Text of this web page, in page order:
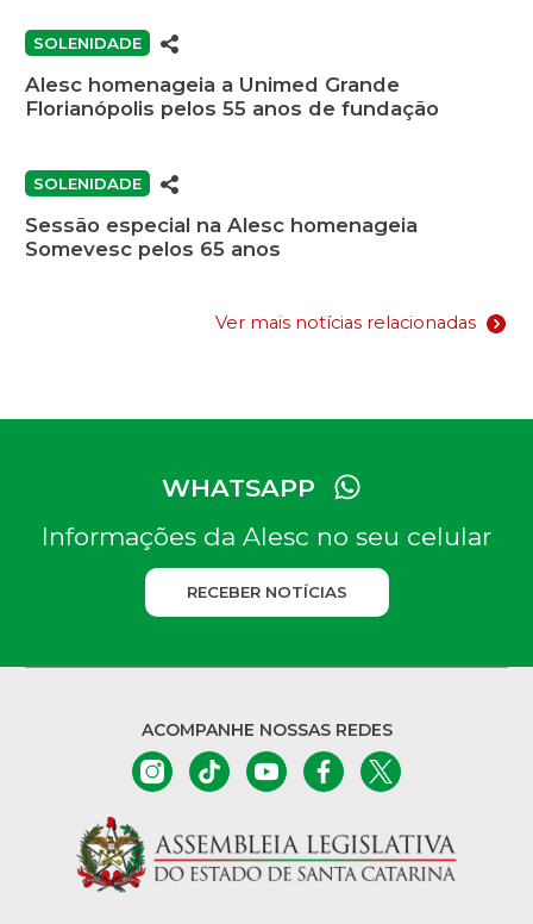
SOLENIDADE
Alesc homenageia a Unimed Grande
Florianópolis pelos 55 anos de fundação
SOLENIDADE
Sessão especial na Alesc homenageia
Somevesc pelos 65 anos
Ver mais notícias relacionadas
WHATSAPP
Informações da Alesc no seu celular
RECEBER NOTÍCIAS
ACOMPANHE NOSSAS REDES